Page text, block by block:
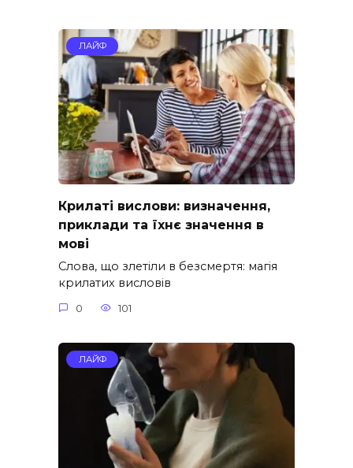
ЛАЙФ
Крилаті вислови: визначення,
приклади та їхнє значення в
мові
Слова, що злетіли в безсмертя: магія
крилатих висловів
0 101
ЛАЙФ